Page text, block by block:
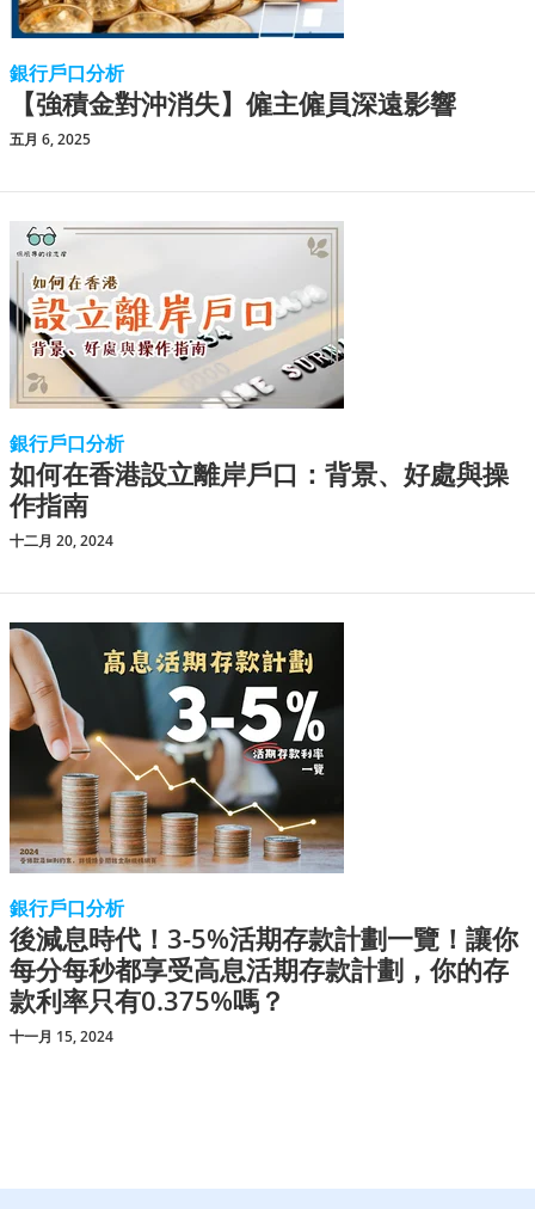
銀行戶口分析
【強積金對沖消失】僱主僱員深遠影響
五月 6, 2025
銀行戶口分析
如何在香港設立離岸戶口：背景、好處與操
作指南
十二月 20, 2024
銀行戶口分析
後減息時代！3-5%活期存款計劃一覽！讓你
每分每秒都享受高息活期存款計劃，你的存
款利率只有0.375%嗎？
十一月 15, 2024